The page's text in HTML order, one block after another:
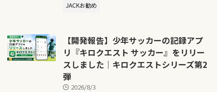
JACKお勧め
【開発報告】少年サッカーの記録アプ
リ『キロクエスト サッカー』をリリー
スしました｜キロクエストシリーズ第2
弾
2026/8/3